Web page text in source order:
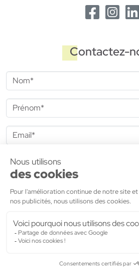
Contactez-
J'accepte de recevoir des
part deMDH Promotion
MDH Promotion- 47, Boulevard